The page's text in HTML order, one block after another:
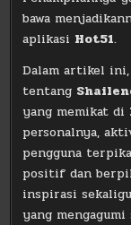
bawa
aplikasi Hot51.
Dalam artikel ini,
tentang
yang memikat di
personalnya,
pengguna
positif dan
inspirasi
yang